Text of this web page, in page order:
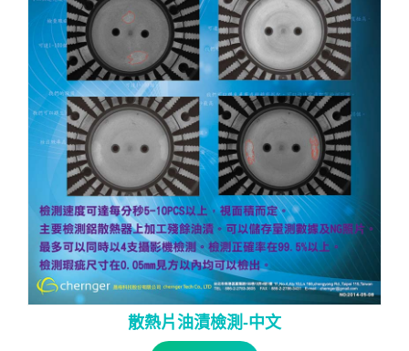
散熱片油漬檢測-中文